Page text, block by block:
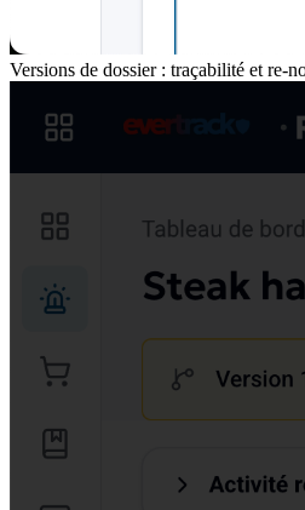
Versions de dossier : traçabilité et re-